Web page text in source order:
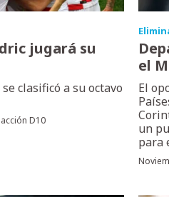
jugará su
clasificó a su octavo
D10
el
El
un
para